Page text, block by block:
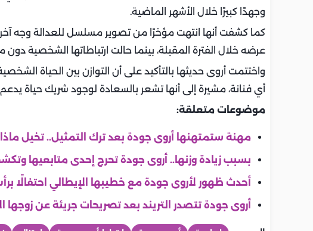
وجهدًا كبيرًا خلال الأشهر الماضية.
كما كشفت أنها انتهت مؤخرًا من تصوير مسلسل للعدالة وجه آخر
عرضه خلال الفترة المقبلة، بينما حالت ارتباطاتها الشخصية
واختتمت أروى حديثها بالتأكيد على أن التوازن بين الحياة
أي فنانة، مشيرة إلى أنها تشعر بالسعادة لوجود شريك حياة
موضوعات متعلقة:
مهنة ستمتهنها أروى جودة بعد ترك التمثيل.. تخيل
بسبب زيادة وزنها.. أروى جودة تحرج إحدى متابعيها
أحدث ظهور لأروى جودة مع خطيبها الإيطالي احتفالًا
أروى جودة تتصدر التريند بعد تصريحات جريئة عن زوجها